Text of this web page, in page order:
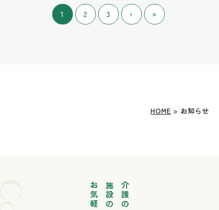
1 2 3 › »
HOME > お知らせ